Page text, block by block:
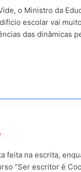
o Ministro da
escolar vai
das dinâmicas
feita na escrita,
“Ser escritor é